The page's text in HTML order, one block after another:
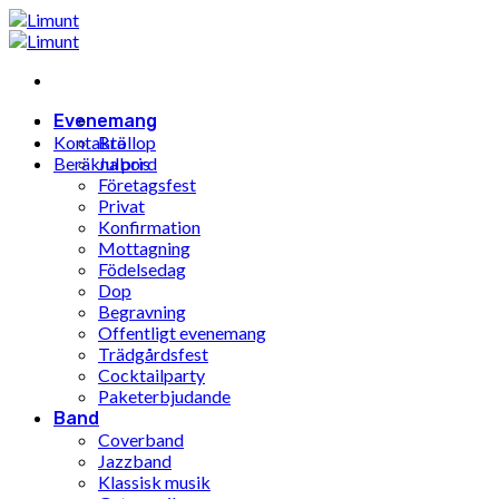
Hoppa
till
Evenemang
Bröllop
Julbord
Företagsfest
Privat
Konfirmation
Mottagning
Födelsedag
Dop
Begravning
Offentligt evenemang
Trädgårdsfest
Cocktailparty
Paketerbjudande
Band
Coverband
Jazzband
Klassisk musik
Kontakta
Beräkna pris